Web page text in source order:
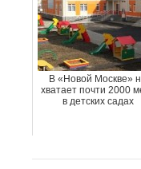
В «Новой Москве»
хватает почти 2000
в детских садах